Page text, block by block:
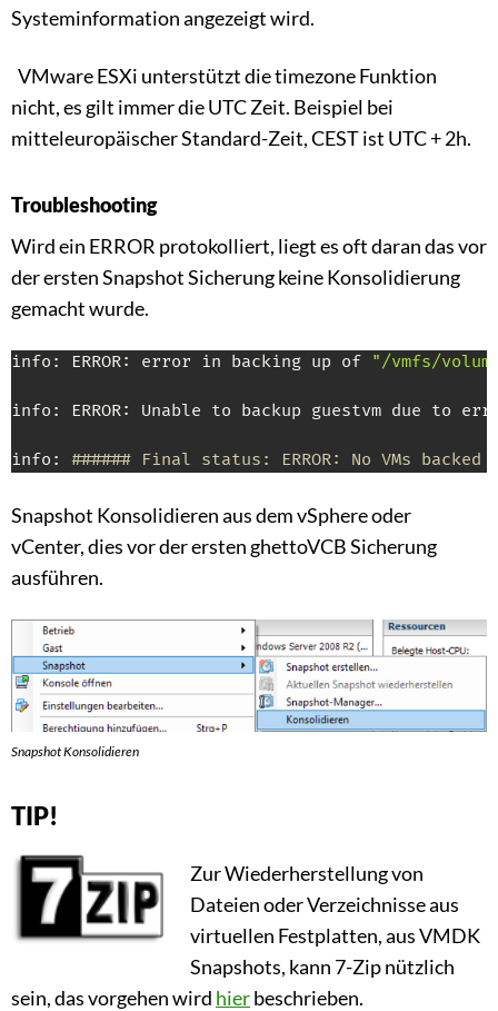
Systeminformation angezeigt wird.
VMware ESXi unterstützt die timezone Funktion
nicht, es gilt immer die UTC Zeit. Beispiel bei
mitteleuropäischer Standard-Zeit, CEST ist UTC + 2h.
Troubleshooting
Wird ein ERROR protokolliert, liegt es oft daran das vor
der ersten Snapshot Sicherung keine Konsolidierung
gemacht wurde.
info: ERROR: error in backing up of "/vmfs/
info: ERROR: Unable to backup guestvm due to
info: ###### Final status: ERROR: No VMs backed
Snapshot Konsolidieren aus dem vSphere oder
vCenter, dies vor der ersten ghettoVCB Sicherung
ausführen.
Snapshot Konsolidieren
TIP!
Zur Wiederherstellung von
Dateien oder Verzeichnisse aus
virtuellen Festplatten, aus VMDK
Snapshots, kann 7-Zip nützlich
sein, das vorgehen wird hierbeschrieben.